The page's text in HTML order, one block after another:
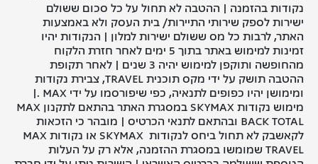
נקודות בהזמנה | ההטבה לא תחול על כל סכום ששולם
ישירות לספק שירותי התיירות/ בית העסק ולא באמצעות
האתר, לרבות כל מס ששולם ישירות למלון | הנקודות יהיו
זמינות למימוש באתר בתוך 5 ימים לאחר חזרת הלקוח
מהחופשה ותוקפן למימוש יהיה 3 שנים | לאחר תקופת
ההטבה תושק על ידי מקס תוכנית TRAVEL, צבירת נקודות
ומימושן יהיו כפופים לתנאיה, כפי שיפורסמו על ידי MAX .|
מימוש נקודות SKYMAX במסגרת האתר בהתאם לתקנון MAX
BACK TOTAL ובהתאם לתנאי הכרטיס | מובהר כי הזכאות
לקאשבק לא תחול ביחס לנקודות SKYMAX או נקודות MAX
TRAVEL שמומשו במסגרת ההזמנה, אלא רק על העלות